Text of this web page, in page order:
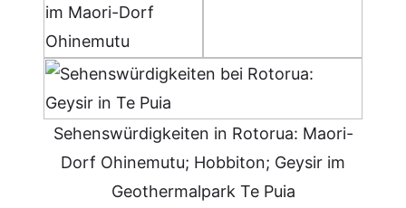
Sehenswürdigkeiten in Rotorua: Maori-
Dorf Ohinemutu; Hobbiton; Geysir im
Geothermalpark Te Puia